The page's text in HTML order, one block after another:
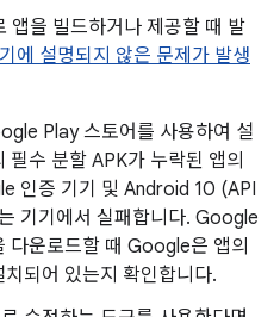
을 빌드하거나 제공할 때 발
에 설명되지 않은 문제가 발생
Play 스토어를 사용하여 설
필수 분할 APK가 누락된 앱의
인증 기기 및 Android 10 (API
기기에서 실패합니다. Google
다운로드할 때 Google은 앱의
되어 있는지 확인합니다.